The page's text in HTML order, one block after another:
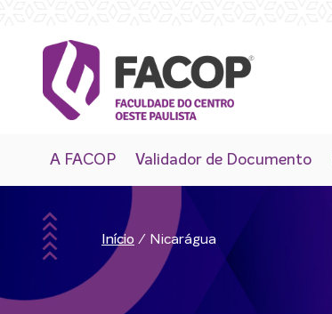
A FACOP Validador de Documento
Início / Nicarágua